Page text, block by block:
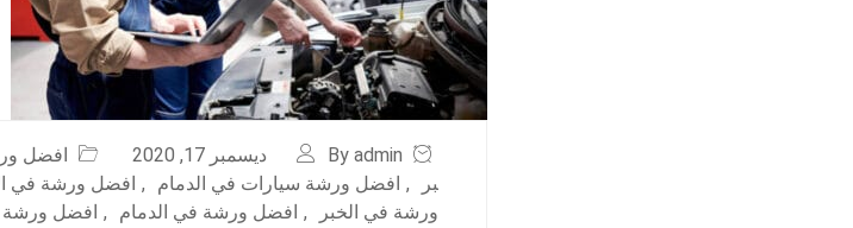
By admin ديسمبر 17, 2020 افضل
بر
, افضل ورشة سيارات في الدمام , افضل ورشة في
ورشة في الخبر
, افضل ورشة في الدمام , افضل